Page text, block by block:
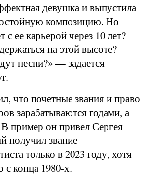
девушка и выпустила
композицию. Но
с ее карьерой через 10 лет?
на этой высоте?
песни?» — задается
что почетные звания и право
зарабатываются годами, а
пример он привел Сергея
получил звание
только в 2023 году, хотя
с конца 1980-х.